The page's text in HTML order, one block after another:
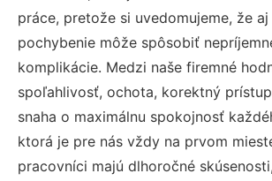
práce, pretože si uvedomujeme, že aj
pochybenie môže spôsobiť
komplikácie. Medzi naše firemné
spoľahlivosť, ochota, korektný
snaha o maximálnu spokojnosť
ktorá je pre nás vždy na prvom
pracovníci majú dlhoročné